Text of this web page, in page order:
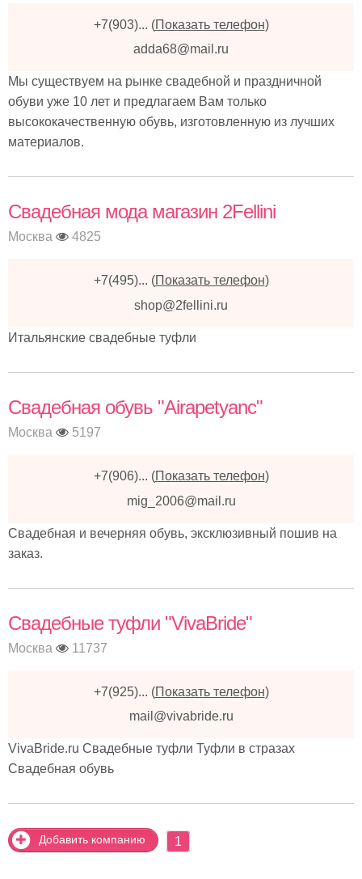
+7(903)... (Показать телефон)
adda68@mail.ru
Мы существуем на рынке свадебной и праздничной
обуви уже 10 лет и предлагаем Вам только
высококачественную обувь, изготовленную из лучших
материалов.
Свадебная мода магазин 2Fellini
Москва 4825
+7(495)... (Показать телефон)
shop@2fellini.ru
Итальянские свадебные туфли
Свадебная обувь "Аirapetyanc"
Москва 5197
+7(906)... (Показать телефон)
mig_2006@mail.ru
Свадебная и вечерняя обувь, эксклюзивный пошив на
заказ.
Свадебные туфли "VivaBride"
Москва 11737
+7(925)... (Показать телефон)
mail@vivabride.ru
VivaBride.ru Свадебные туфли Туфли в стразах
Свадебная обувь
Добавить компанию 1